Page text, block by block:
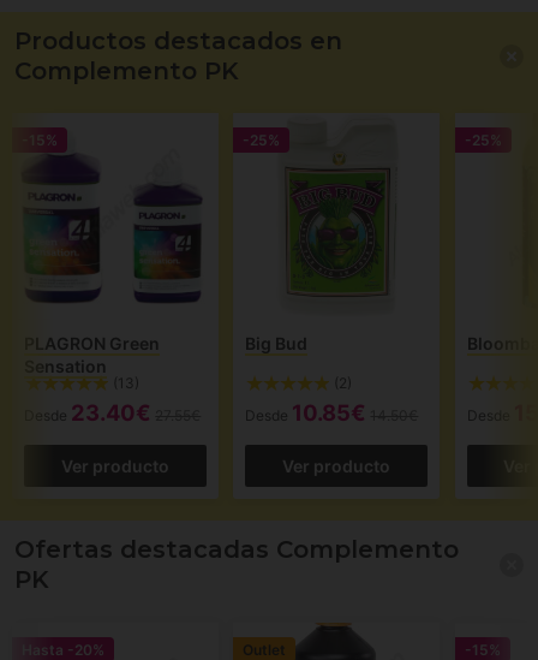
Productos destacados en
Complemento PK
-15%
PLAGRON Green
Sensation
(13)
Desde 23.40€
Ver producto
-25%
Big Bud
(2)
Desde 10.85€
Ver producto
-25%
Desde
Ofertas destacadas Complemento
PK
Hasta -20%
Outlet
-15%